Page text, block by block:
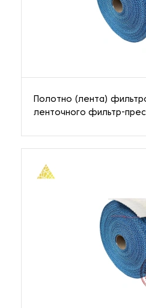
Полотно (лента)
ленточного фильтр-